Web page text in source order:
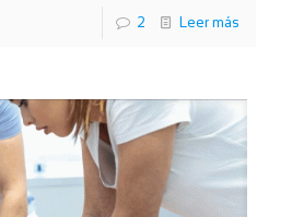
2 Leer más